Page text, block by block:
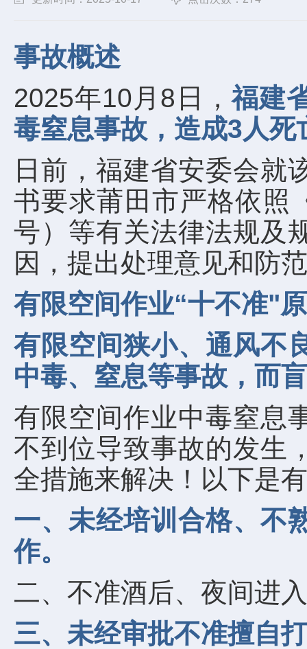
事故概述
2025年10月8日，福建
毒窒息事故，造成3人死
日前，福建省安委会就
书要求莆田市严格依照
号）等有关法律法规及
因，提出处理意见和防
有限空间作业“十不准"
有限空间狭小、通风不
中毒、窒息等事故，而
有限空间作业中毒窒息
不到位导致事故的发生
全措施来解决！以下是
一、未经培训合格、不
作。
二、不准酒后、夜间进
三、未经审批不准擅自